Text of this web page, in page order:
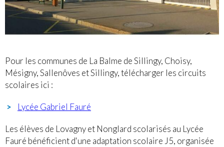
Pour les communes de La Balme de Sillingy, Choisy,
Mésigny, Sallenôves et Sillingy, télécharger les circuits
scolaires ici :
Lycée Gabriel Fauré
Les élèves de Lovagny et Nonglard scolarisés au Lycée
Fauré bénéficient d'une adaptation scolaire J5, organisée